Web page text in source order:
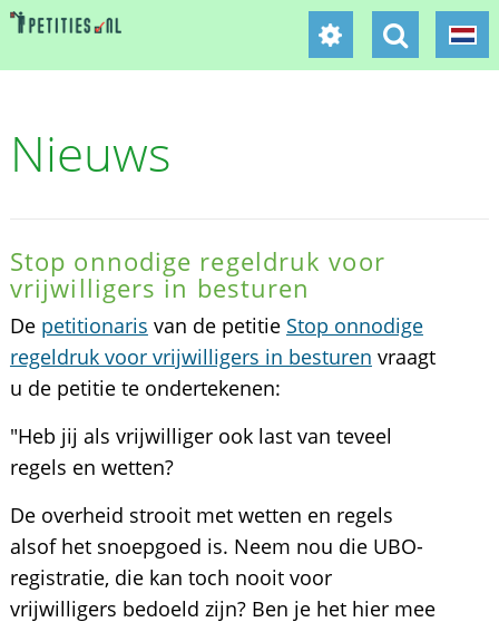
Nieuws
Stop onnodige regeldruk voor
vrijwilligers in besturen
De petitionaris van de petitie Stop onnodige
regeldruk voor vrijwilligers in besturen vraagt
u de petitie te ondertekenen:
"Heb jij als vrijwilliger ook last van teveel
regels en wetten?
De overheid strooit met wetten en regels
alsof het snoepgoed is. Neem nou die UBO-
registratie, die kan toch nooit voor
vrijwilligers bedoeld zijn? Ben je het hier mee